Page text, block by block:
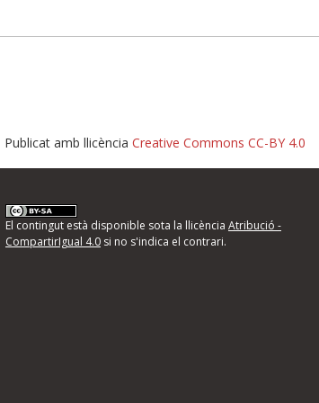
d'errors
i descriviu quina és la millora que
Publicat amb llicència Creative Commons CC-BY 4.0
El contingut està disponible sota la llicència Atribució -
CompartirIgual 4.0si no s'indica el contrari.